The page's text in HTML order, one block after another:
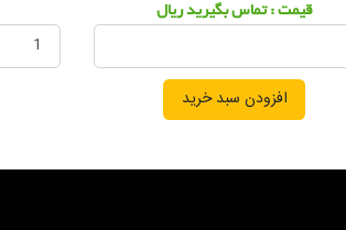
قیمت : تماس بگیرید ریال
افزودن سبد خرید